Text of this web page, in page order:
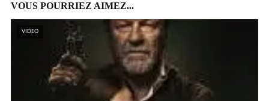
VOUS POURRIEZ AIMEZ...
VIDEO